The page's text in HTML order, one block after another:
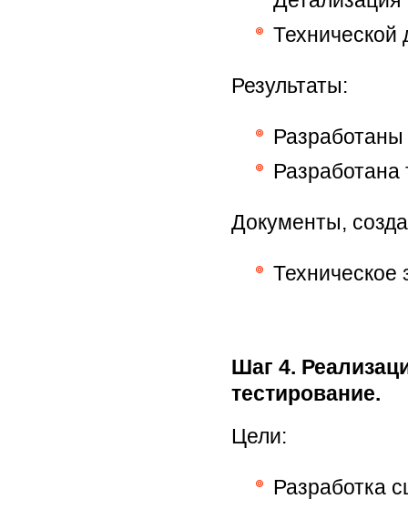
Технической
Результаты:
Разработана
Документы,
Техническое
Шаг 4.
тестирование.
Цели:
Разработка